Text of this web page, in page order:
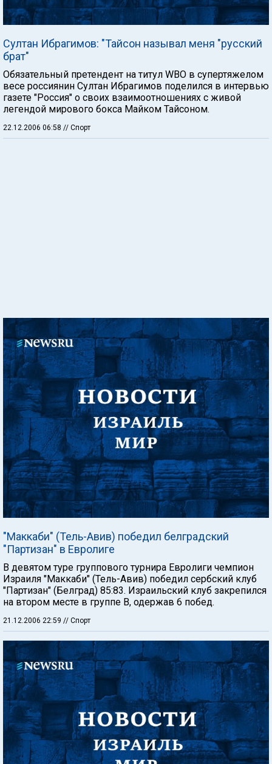
Султан Ибрагимов: "Тайсон называл меня "русский
брат"
Обязательный претендент на титул WBO в супертяжелом
весе россиянин Султан Ибрагимов поделился в интервью
газете "Россия" о своих взаимоотношениях с живой
легендой мирового бокса Майком Тайсоном.
22.12.2006 06:58 // Спорт
"Маккаби" (Тель-Авив) победил белградский
"Партизан" в Евролиге
В девятом туре группового турнира Евролиги чемпион
Израиля "Маккаби" (Тель-Авив) победил сербский клуб
"Партизан" (Белград) 85:83. Израильский клуб закрепился
на втором месте в группе В, одержав 6 побед.
21.12.2006 22:59 // Спорт